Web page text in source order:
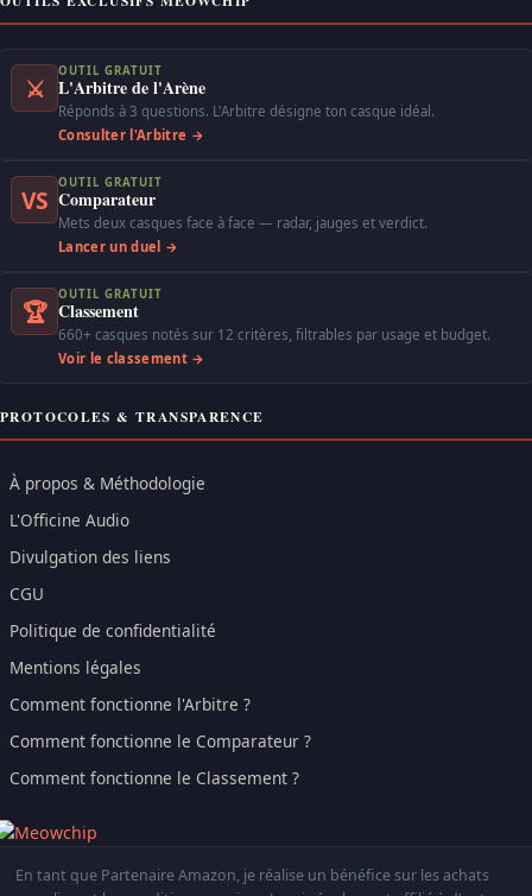
⚔
OUTIL GRATUIT
L'Arbitre de l'Arène
Réponds à 3 questions. L'Arbitre désigne ton casque idéal.
Consulter l'Arbitre →
VS
OUTIL GRATUIT
Comparateur
Mets deux casques face à face — radar, jauges et verdict.
Lancer un duel →
🏆
OUTIL GRATUIT
Classement
660+ casques notés sur 12 critères, filtrables par usage et budget.
Voir le classement →
PROTOCOLES & TRANSPARENCE
À propos & Méthodologie
L'Officine Audio
Divulgation des liens
CGU
Politique de confidentialité
Mentions légales
Comment fonctionne l'Arbitre ?
Comment fonctionne le Comparateur ?
Comment fonctionne le Classement ?
En tant que Partenaire Amazon, je réalise un bénéfice sur les achats